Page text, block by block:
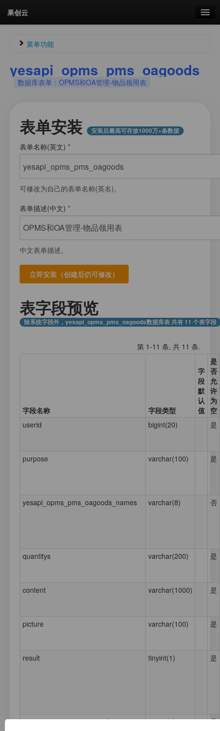
果创云
云存储
套餐 加流量
登录
接口测试
菜单功能
Guest730072965 未认证
统计更新于 15:10:10
菜单
图片文件素材库
会员管理
我的数据库
应用计数器
应用元数据
应用集合数据
业务日志
yesapi_opms_pms_oagoods
数据库表单：OPMS和OA管理-物品领用表
表单安装 安装后最高可存放1000万+条数据
表单名称(英文) *
可修改为自己的表单名称(英名)。
表单描述(中文) *
中文表单描述。
表字段预览
除系统字段外，yesapi_opms_pms_oagoods数据库表 共有 11 个表字段
第 1-11 条, 共 11 条.
字段名称 字段类型
字
段
默
认
值
是
否
允
许
为
空
userid
bigint(20) 是
purpose varchar(100) 是
yesapi_opms_pms_oagoods_names varchar(8) 否
quantitys varchar(200) 是
content varchar(1000) 是
picture varchar(100) 是
result tinyint(1) 是
yesapi_opms_pms_oagoods_status tinyint(1) 1 是